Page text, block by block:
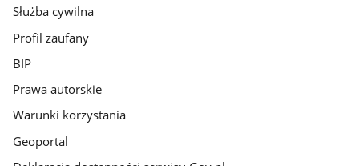
Służba cywilna
Profil zaufany
BIP
Prawa autorskie
Warunki korzystania
Geoportal